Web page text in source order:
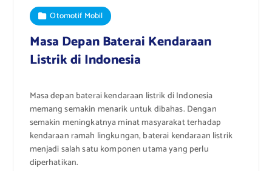
Otomotif Mobil
Masa Depan Baterai Kendaraan
Listrik di Indonesia
Masa depan baterai kendaraan listrik di Indonesia
memang semakin menarik untuk dibahas. Dengan
semakin meningkatnya minat masyarakat terhadap
kendaraan ramah lingkungan, baterai kendaraan listrik
menjadi salah satu komponen utama yang perlu
diperhatikan.